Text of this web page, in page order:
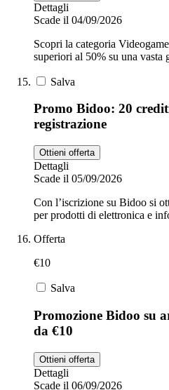
Dettagli
Scade il 04/09/2026
Scopri la categoria
superiori al 50% su una vasta
Salva
Promo Bidoo: 20
registrazione
Ottieni offerta
Dettagli
Scade il 05/09/2026
Con l’iscrizione su Bidoo si
per prodotti di elettronica e
Offerta
€10
Salva
Promozione Bidoo su
da €10
Ottieni offerta
Dettagli
Scade il 06/09/2026